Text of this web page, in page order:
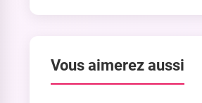
Vous aimerez aussi